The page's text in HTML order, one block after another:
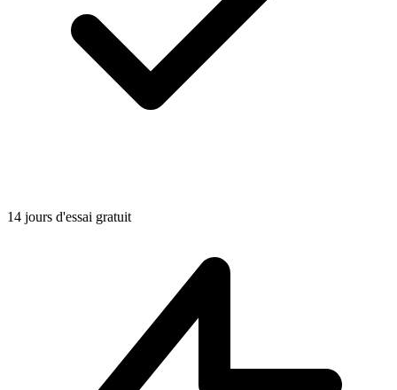
14 jours d'essai gratuit